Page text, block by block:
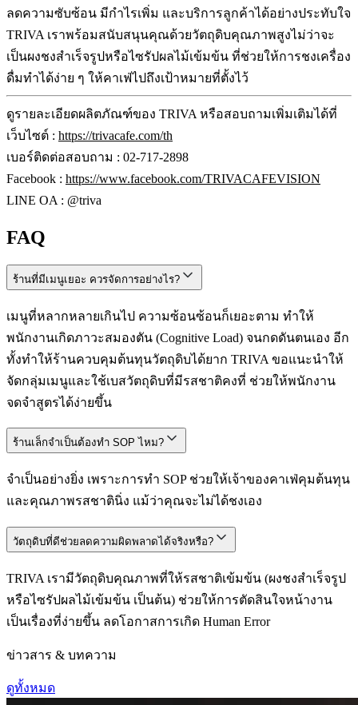
ลดความซับซ้อน มีกำไรเพิ่ม และบริการลูกค้าได้อย่างประทับใจ
TRIVA เราพร้อมสนับสนุนคุณด้วยวัตถุดิบคุณภาพสูงไม่ว่าจะ
เป็นผงชงสำเร็จรูปหรือไซรัปผลไม้เข้มข้น ที่ช่วยให้การชงเครื่อง
ดื่มทำได้ง่าย ๆ ให้คาเฟ่ไปถึงเป้าหมายที่ตั้งไว้
ดูรายละเอียดผลิตภัณฑ์ของ TRIVA หรือสอบถามเพิ่มเติมได้ที่
เว็บไซต์ : https://trivacafe.com/th
เบอร์ติดต่อสอบถาม : 02-717-2898
Facebook : https://www.facebook.com/TRIVACAFEVISION
LINE OA : @triva
FAQ
ร้านที่มีเมนูเยอะ ควรจัดการอย่างไร?
เมนูที่หลากหลายเกินไป ความซ้อนซ้อนก็เยอะตาม ทำให้
พนักงานเกิดภาวะสมองตัน (Cognitive Load) จนกดดันตนเอง อีก
ทั้งทำให้ร้านควบคุมต้นทุนวัตถุดิบได้ยาก TRIVA ขอแนะนำให้
จัดกลุ่มเมนูและใช้เบสวัตถุดิบที่มีรสชาติคงที่ ช่วยให้พนักงาน
จดจำสูตรได้ง่ายขึ้น
ร้านเล็กจำเป็นต้องทำ SOP ไหม?
จำเป็นอย่างยิ่ง เพราะการทำ SOP ช่วยให้เจ้าของคาเฟ่คุมต้นทุน
และคุณภาพรสชาตินิ่ง แม้ว่าคุณจะไม่ได้ชงเอง
วัตถุดิบที่ดีช่วยลดความผิดพลาดได้จริงหรือ?
TRIVA เรามีวัตถุดิบคุณภาพที่ให้รสชาติเข้มข้น (ผงชงสำเร็จรูป
หรือไซรัปผลไม้เข้มข้น เป็นต้น) ช่วยให้การตัดสินใจหน้างาน
เป็นเรื่องที่ง่ายขึ้น ลดโอกาสการเกิด Human Error
ข่าวสาร & บทความ
ดูทั้งหมด